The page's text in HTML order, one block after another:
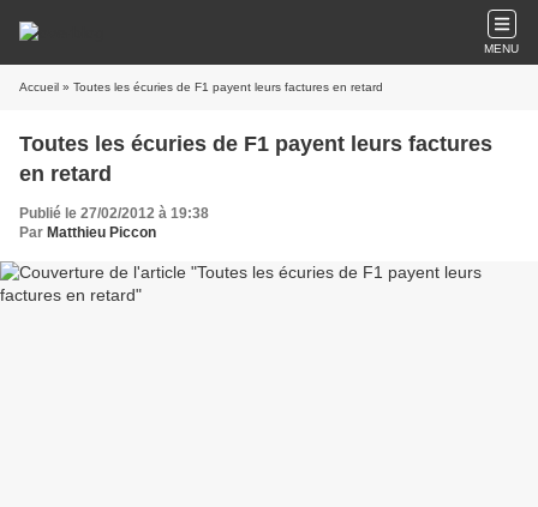
MENU
Accueil » Toutes les écuries de F1 payent leurs factures en retard
Toutes les écuries de F1 payent leurs factures
en retard
Publié le 27/02/2012 à 19:38
Par Matthieu Piccon